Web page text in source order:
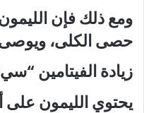
ومع ذلك فإن
حصى الكلى، ويوصى
زيادة الفيتامين
يحتوي الليمون على